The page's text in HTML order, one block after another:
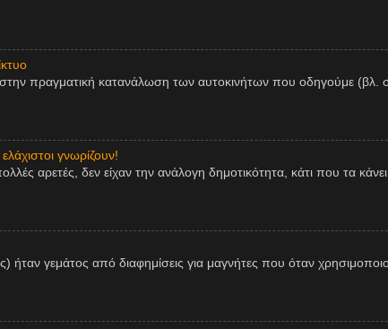
πραγματική κατανάλωση των αυτοκινήτων που οδηγούμε (βλ.
γνωρίζουν!
αρετές, δεν είχαν την ανάλογη δημοτικότητα, κάτι που τα
γεμάτος από διαφημίσεις για μαγνήτες που όταν